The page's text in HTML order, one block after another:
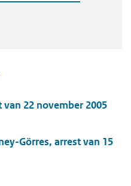
22 november 2005
Görres, arrest van 15